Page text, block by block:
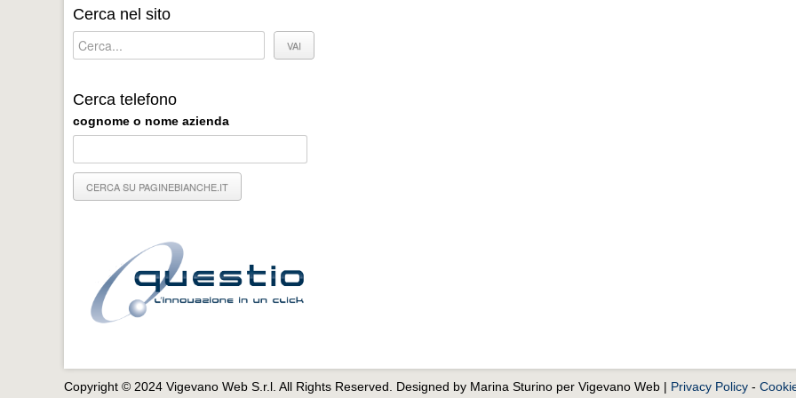
Cerca nel sito
Cerca telefono
cognome o nome azienda
Copyright © 2024 Vigevano Web S.r.l. All Rights Reserved. Designed by Marina Sturino per Vigevano Web | Privacy Policy -